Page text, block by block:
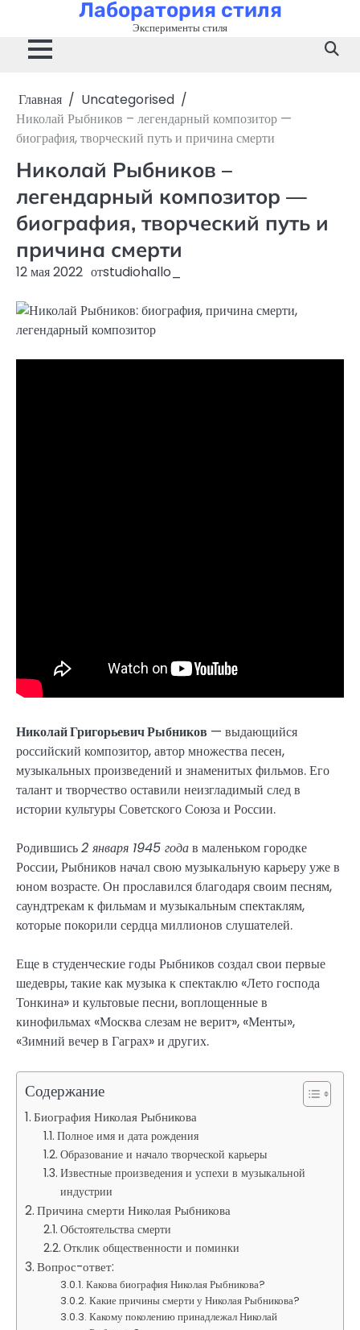
содержимому
Лаборатория стиля
Эксперименты стиля
Главная
Uncategorised
Николай Рыбников – легендарный композитор —
биография, творческий путь и причина смерти
Николай Рыбников –
легендарный композитор —
биография, творческий путь и
причина смерти
12 мая 2022 отstudiohallo_
Николай Григорьевич Рыбников — выдающийся
российский композитор, автор множества песен,
музыкальных произведений и знаменитых фильмов. Его
талант и творчество оставили неизгладимый след в
истории культуры Советского Союза и России.
Родившись2 января 1945 годав маленьком городке
России, Рыбников начал свою музыкальную карьеру уже в
юном возрасте. Он прославился благодаря своим песням,
саундтрекам к фильмам и музыкальным спектаклям,
которые покорили сердца миллионов слушателей.
Еще в студенческие годы Рыбников создал свои первые
шедевры, такие как музыка к спектаклю «Лето господа
Тонкина» и культовые песни, воплощенные в
кинофильмах «Москва слезам не верит», «Менты»,
«Зимний вечер в Гаграх» и других.
Содержание
Биография Николая Рыбникова
Полное имя и дата рождения
Образование и начало творческой карьеры
Известные произведения и успехи в музыкальной
индустрии
Причина смерти Николая Рыбникова
Обстоятельства смерти
Отклик общественности и поминки
Вопрос-ответ:
Какова биография Николая Рыбникова?
Какие причины смерти у Николая Рыбникова?
Какому поколению принадлежал Николай